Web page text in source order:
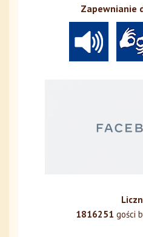
Zapewnianie
1816251 gości